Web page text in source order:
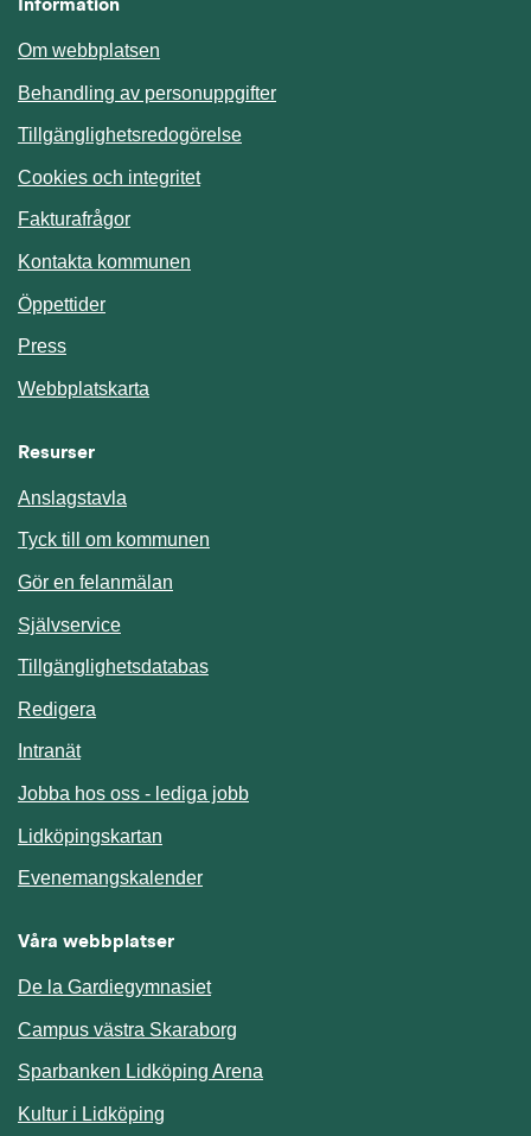
Information
Om webbplatsen
Behandling av personuppgifter
Tillgänglighetsredogörelse
Cookies och integritet
Fakturafrågor
Kontakta kommunen
Öppettider
Press
Webbplatskarta
Resurser
Anslagstavla
Tyck till om kommunen
Gör en felanmälan
SjälvserviceLänk till annan webbplats.
TillgänglighetsdatabasLänk till annan webbplats.
Redigera
IntranätLänk till annan webbplats.
Jobba hos oss - lediga jobb
Lidköpingskartan
EvenemangskalenderLänk till annan webbplats.
Våra webbplatser
De la Gardiegymnasiet
Campus västra Skaraborg
Sparbanken Lidköping Arena
Kultur i Lidköping